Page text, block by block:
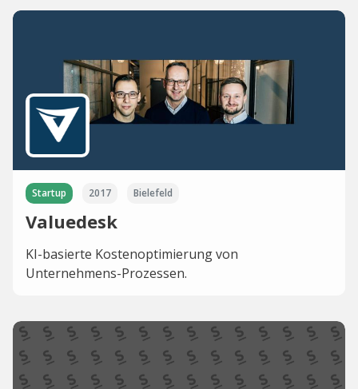
Startup 2017 Bielefeld
Valuedesk
KI-basierte Kostenoptimierung von
Unternehmens-Prozessen.